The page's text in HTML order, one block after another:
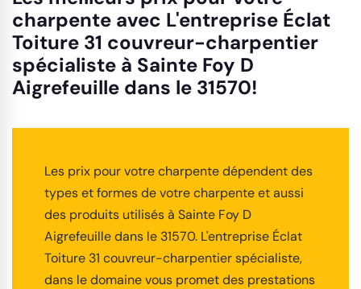
charpente avec L'entreprise Éclat
Toiture 31 couvreur-charpentier
spécialiste à Sainte Foy D
Aigrefeuille dans le 31570!
Les prix pour votre charpente dépendent des
types et formes de votre charpente et aussi
des produits utilisés à Sainte Foy D
Aigrefeuille dans le 31570. L'entreprise Éclat
Toiture 31 couvreur-charpentier spécialiste,
dans le domaine vous promet des prestations